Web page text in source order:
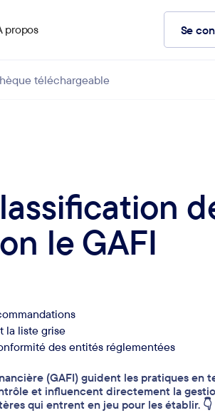
propos Se
téléchargeable
le GAFI
la liste grise
des entités réglementées
(GAFI) guident les pratiques en
et influencent directement la
qui entrent en jeu pour les établir. 👇